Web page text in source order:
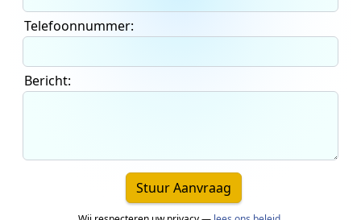
Telefoonnummer:
Bericht:
Stuur Aanvraag